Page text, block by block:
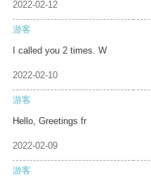
2022-02-12
游客
I called you 2 times. W
2022-02-10
游客
Hello, Greetings fr
2022-02-09
游客